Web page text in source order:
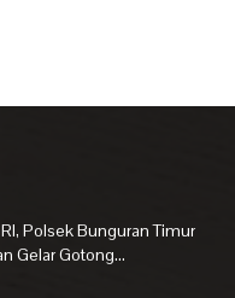
Polsek Bunguran Timur
Gelar Gotong...